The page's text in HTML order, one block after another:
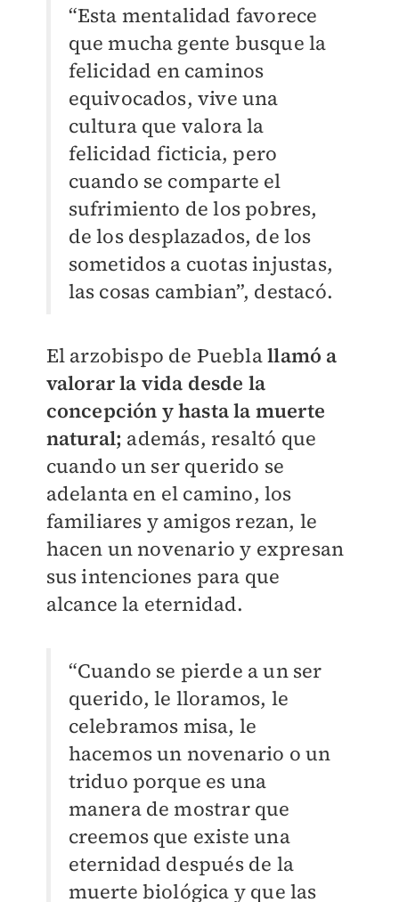
“Esta mentalidad favorece
que mucha gente busque la
felicidad en caminos
equivocados, vive una
cultura que valora la
felicidad ficticia, pero
cuando se comparte el
sufrimiento de los pobres,
de los desplazados, de los
sometidos a cuotas injustas,
las cosas cambian”, destacó.
El arzobispo de Pueblallamó a
valorar la vida desde la
concepción y hasta la muerte
natural; además, resaltó que
cuando un ser querido se
adelanta en el camino, los
familiares y amigos rezan, le
hacen un novenario y expresan
sus intenciones para que
alcance la eternidad.
“Cuando se pierde a un ser
querido, le lloramos, le
celebramos misa, le
hacemos un novenario o un
triduo porque es una
manera de mostrar que
creemos que existe una
eternidad después de la
muerte biológica y que las